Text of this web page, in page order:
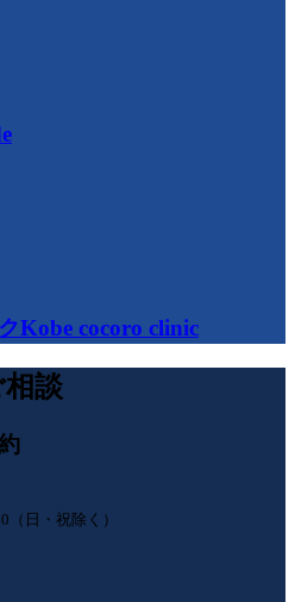
Kobe cocoro clinic
談
（日・祝除く）